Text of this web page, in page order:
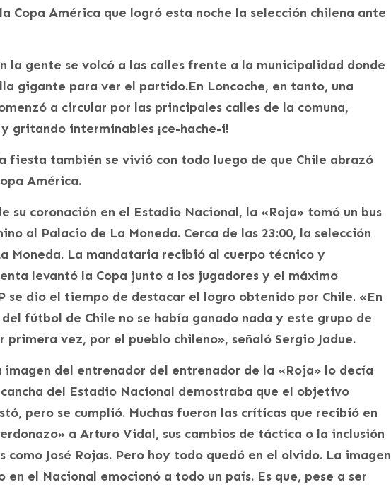
Copa América que logró esta noche la selección chilena ante
la gente se volcó a las calles frente a la municipalidad donde
gigante para ver el partido.En Loncoche, en tanto, una
a circular por las principales calles de la comuna,
gritando interminables ¡ce-hache-i!
fiesta también se vivió con todo luego de que Chile abrazó
América.
su coronación en el Estadio Nacional, la «Roja» tomó un bus
al Palacio de La Moneda. Cerca de las 23:00, la selección
Moneda. La mandataria recibió al cuerpo técnico y
levantó la Copa junto a los jugadores y el máximo
se dio el tiempo de destacar el logro obtenido por Chile. «En
fútbol de Chile no se había ganado nada y este grupo de
primera vez, por el pueblo chileno», señaló Sergio Jadue.
imagen del entrenador del entrenador de la «Roja» lo decía
del Estadio Nacional demostraba que el objetivo
pero se cumplió. Muchas fueron las críticas que recibió en
a Arturo Vidal, sus cambios de táctica o la inclusión
como José Rojas. Pero hoy todo quedó en el olvido. La imagen
en el Nacional emocionó a todo un país. Es que, pese a ser